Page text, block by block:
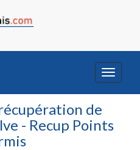
Toggle
de
- Recup Points